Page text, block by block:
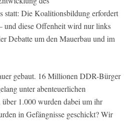
statt: Die Koalitionsbildung erfordert
und diese Offenheit wird nur links
Debatte um den Mauerbau und im
gebaut. 16 Millionen DDR-Bürger
unter abenteuerlichen
1.000 wurden dabei um ihr
in Gefängnisse geschickt? Wir